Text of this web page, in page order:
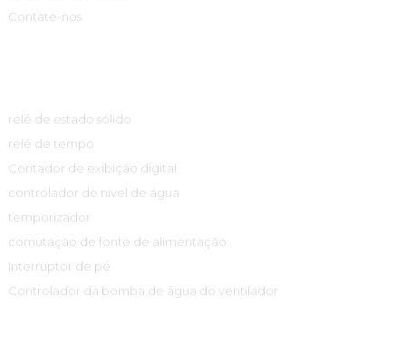
Contate-nos
relé de estado sólido
relé de tempo
Contador de exibição digital
controlador de nível de água
temporizador
comutação de fonte de alimentação
Interruptor de pé
Controlador da bomba de água do ventilador